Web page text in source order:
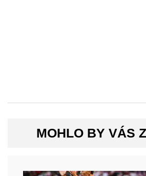
MOHLO BY VÁS